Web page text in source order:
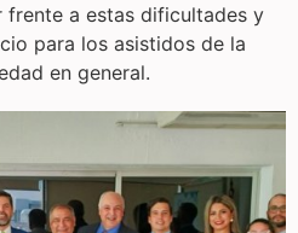
frente a estas dificultades y
para los asistidos de la
en general.